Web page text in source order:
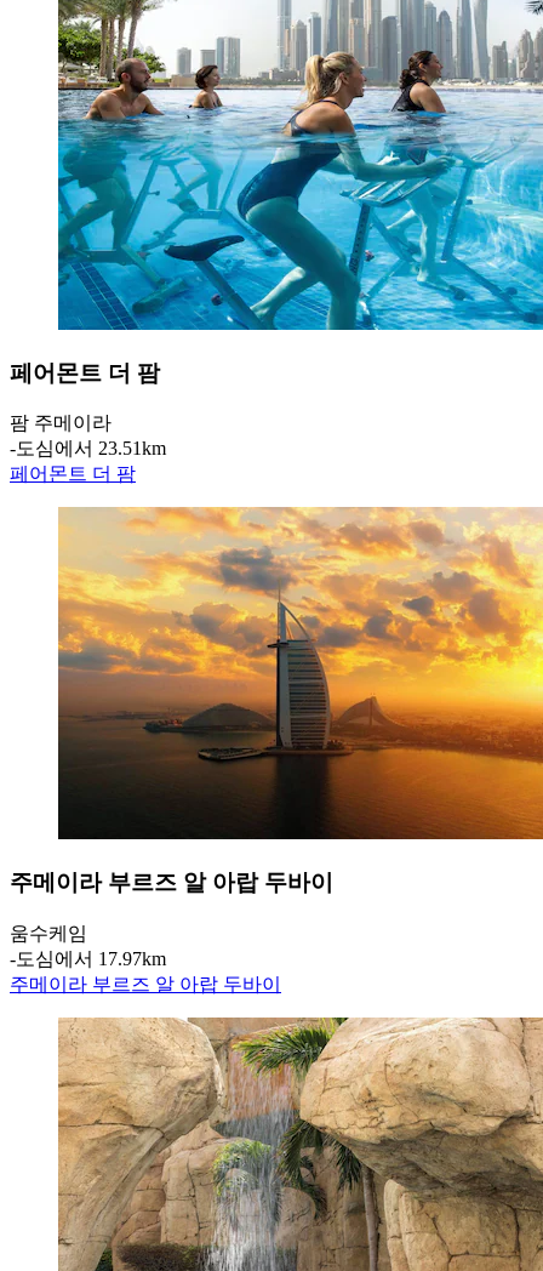
페어몬트 더 팜
팜 주메이라
‐도심에서 23.51km
페어몬트 더 팜
주메이라 부르즈 알 아랍 두바이
움수케임
‐도심에서 17.97km
주메이라 부르즈 알 아랍 두바이